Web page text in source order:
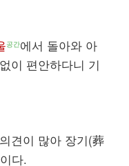
공간에서 돌아와 아
이 편안하다니 기
견이 많아 장기(葬
다.